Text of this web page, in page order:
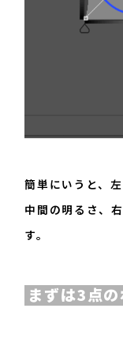
簡単にいうと、
中間の明るさ、
す。
まずは3点